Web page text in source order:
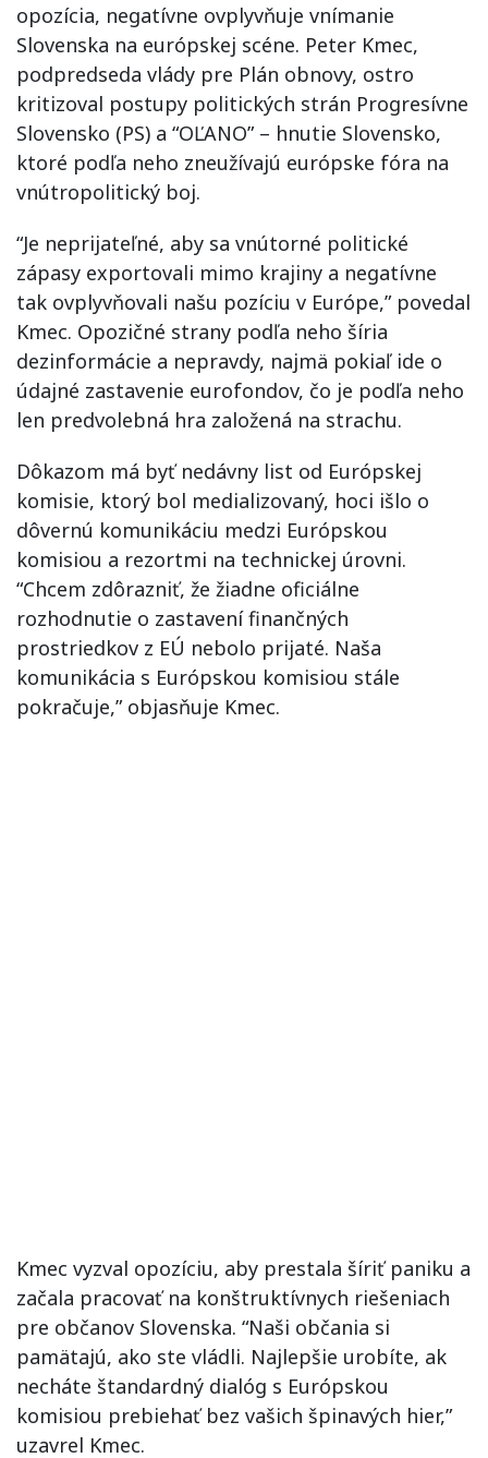
opozícia, negatívne ovplyvňuje vnímanie
Slovenska na európskej scéne. Peter Kmec,
podpredseda vlády pre Plán obnovy, ostro
kritizoval postupy politických strán Progresívne
Slovensko (PS) a “OĽANO” – hnutie Slovensko,
ktoré podľa neho zneužívajú európske fóra na
vnútropolitický boj.
“Je neprijateľné, aby sa vnútorné politické
zápasy exportovali mimo krajiny a negatívne
tak ovplyvňovali našu pozíciu v Európe,” povedal
Kmec. Opozičné strany podľa neho šíria
dezinformácie a nepravdy, najmä pokiaľ ide o
údajné zastavenie eurofondov, čo je podľa neho
len predvolebná hra založená na strachu.
Dôkazom má byť nedávny list od Európskej
komisie, ktorý bol medializovaný, hoci išlo o
dôvernú komunikáciu medzi Európskou
komisiou a rezortmi na technickej úrovni.
“Chcem zdôrazniť, že žiadne oficiálne
rozhodnutie o zastavení finančných
prostriedkov z EÚ nebolo prijaté. Naša
komunikácia s Európskou komisiou stále
pokračuje,” objasňuje Kmec.
Kmec vyzval opozíciu, aby prestala šíriť paniku a
začala pracovať na konštruktívnych riešeniach
pre občanov Slovenska. “Naši občania si
pamätajú, ako ste vládli. Najlepšie urobíte, ak
necháte štandardný dialóg s Európskou
komisiou prebiehať bez vašich špinavých hier,”
uzavrel Kmec.